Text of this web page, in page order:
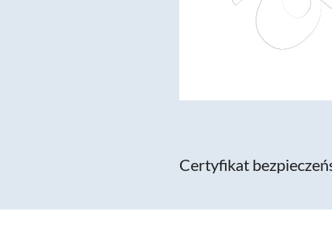
Certyfikat